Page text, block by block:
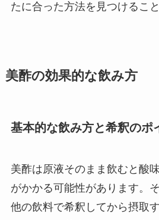
たに合った方法を見つけるこ
美酢の効果的な飲み方
基本的な飲み方と希釈のポ
美酢は原液そのまま飲むと酸
がかかる可能性があります。
他の飲料で希釈してから摂取